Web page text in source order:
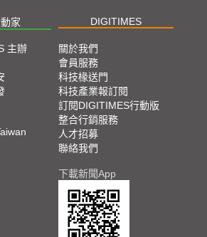
家 DIGITIMES
主辦
關於我們
會員服務
科技椽送門
科技產業報訂閱
訂閱DIGITIMES行動版
整合行銷服務
人才招募
聯絡我們
下載新聞App